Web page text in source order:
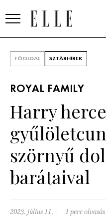
SZÉPSÉG
KULTÚRA
PSZICHÉ
PÁRKAPCSOLAT
FŐOLDAL SZTÁRHÍREK
ROYAL FAMILY
Harry
szörnyű
barátaival
2023. július 11. 1 perc olvasás